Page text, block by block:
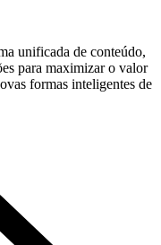
unificada de conteúdo,
para maximizar o valor
formas inteligentes de